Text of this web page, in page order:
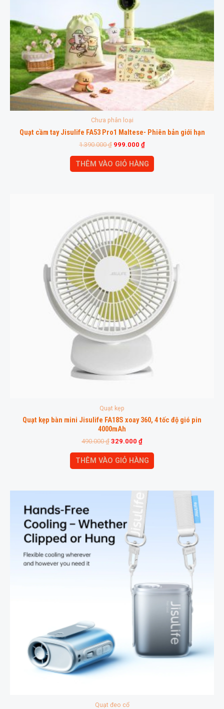
Chưa phân loại
Quạt cầm tay Jisulife FA53 Pro1 Maltese- Phiên bản giới hạn
1.390.000₫ 999.000 ₫
THÊM VÀO GIỎ HÀNG
Quạt kẹp
Quạt kẹp bàn mini Jisulife FA18S xoay 360, 4 tốc độ gió pin
4000mAh
490.000₫ 329.000 ₫
THÊM VÀO GIỎ HÀNG
Quạt đeo cổ